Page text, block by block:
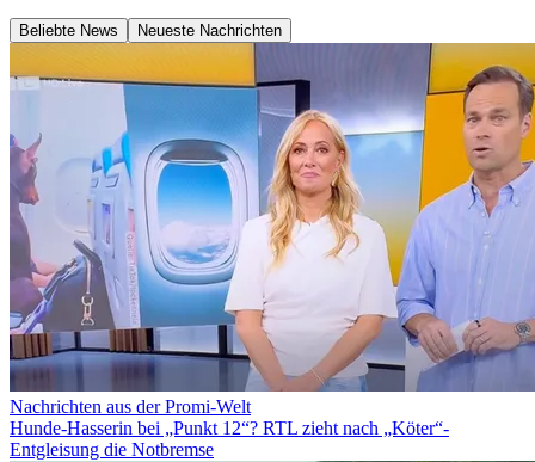
Beliebte News Neueste Nachrichten
Nachrichten aus der Promi-Welt
Hunde-Hasserin bei „Punkt 12“? RTL zieht nach „Köter“-
Entgleisung die Notbremse